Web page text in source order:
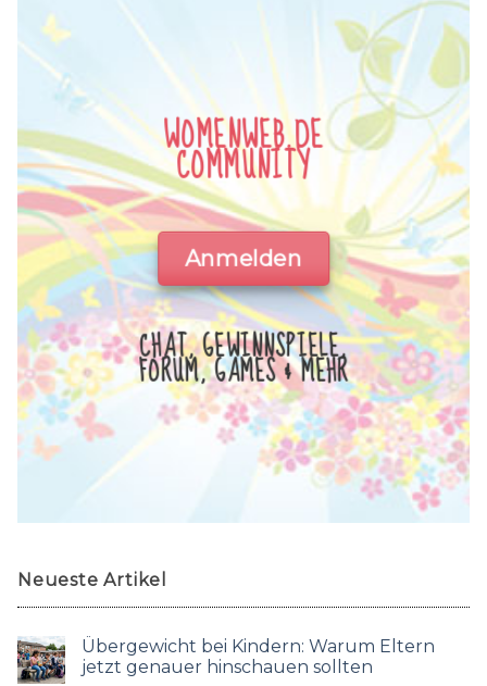
WOMENWEB.DE
COMMUNITY
Anmelden
CHAT, GEWINNSPIELE,
FORUM, GAMES & MEHR
Neueste Artikel
Übergewicht bei Kindern: Warum Eltern
jetzt genauer hinschauen sollten